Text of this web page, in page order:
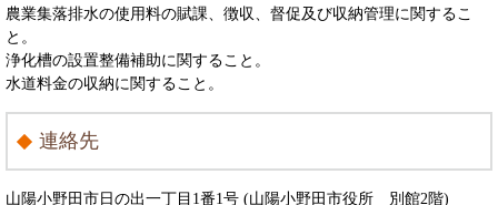
農業集落排水の使用料の賦課、徴収、督促及び収納管理に関するこ
と。
浄化槽の設置整備補助に関すること。
水道料金の収納に関すること。
連絡先
山陽小野田市日の出一丁目1番1号 (山陽小野田市役所 別館2階)